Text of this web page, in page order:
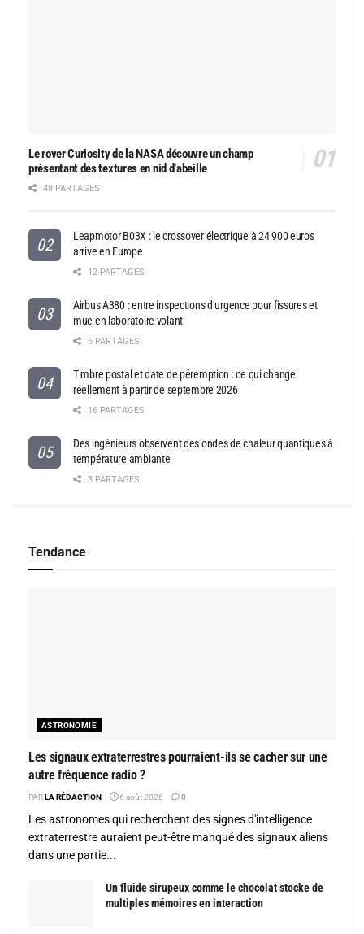
Le rover Curiosity de la NASA découvre un champ
présentant des textures en nid d’abeille
48 PARTAGES
Leapmotor B03X : le crossover électrique à 24 900 euros
arrive en Europe
12 PARTAGES
Airbus A380 : entre inspections d’urgence pour fissures et
mue en laboratoire volant
6 PARTAGES
Timbre postal et date de péremption : ce qui change
réellement à partir de septembre 2026
16 PARTAGES
Des ingénieurs observent des ondes de chaleur quantiques à
température ambiante
3 PARTAGES
Tendance
ASTRONOMIE
Les signaux extraterrestres pourraient-ils se cacher sur une
autre fréquence radio ?
PARLA RÉDACTION 6 août 2026 0
Les astronomes qui recherchent des signes d'intelligence
extraterrestre auraient peut-être manqué des signaux aliens
dans une partie...
Un fluide sirupeux comme le chocolat stocke de
multiples mémoires en interaction